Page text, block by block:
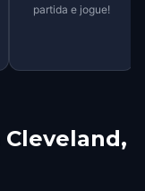
partida e jogue!
Cleveland,